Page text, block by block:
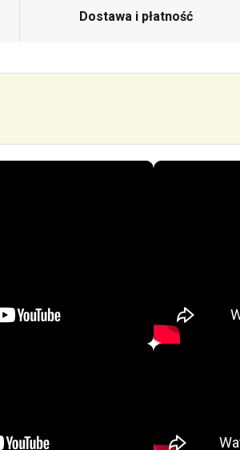
Dostawa i płatność